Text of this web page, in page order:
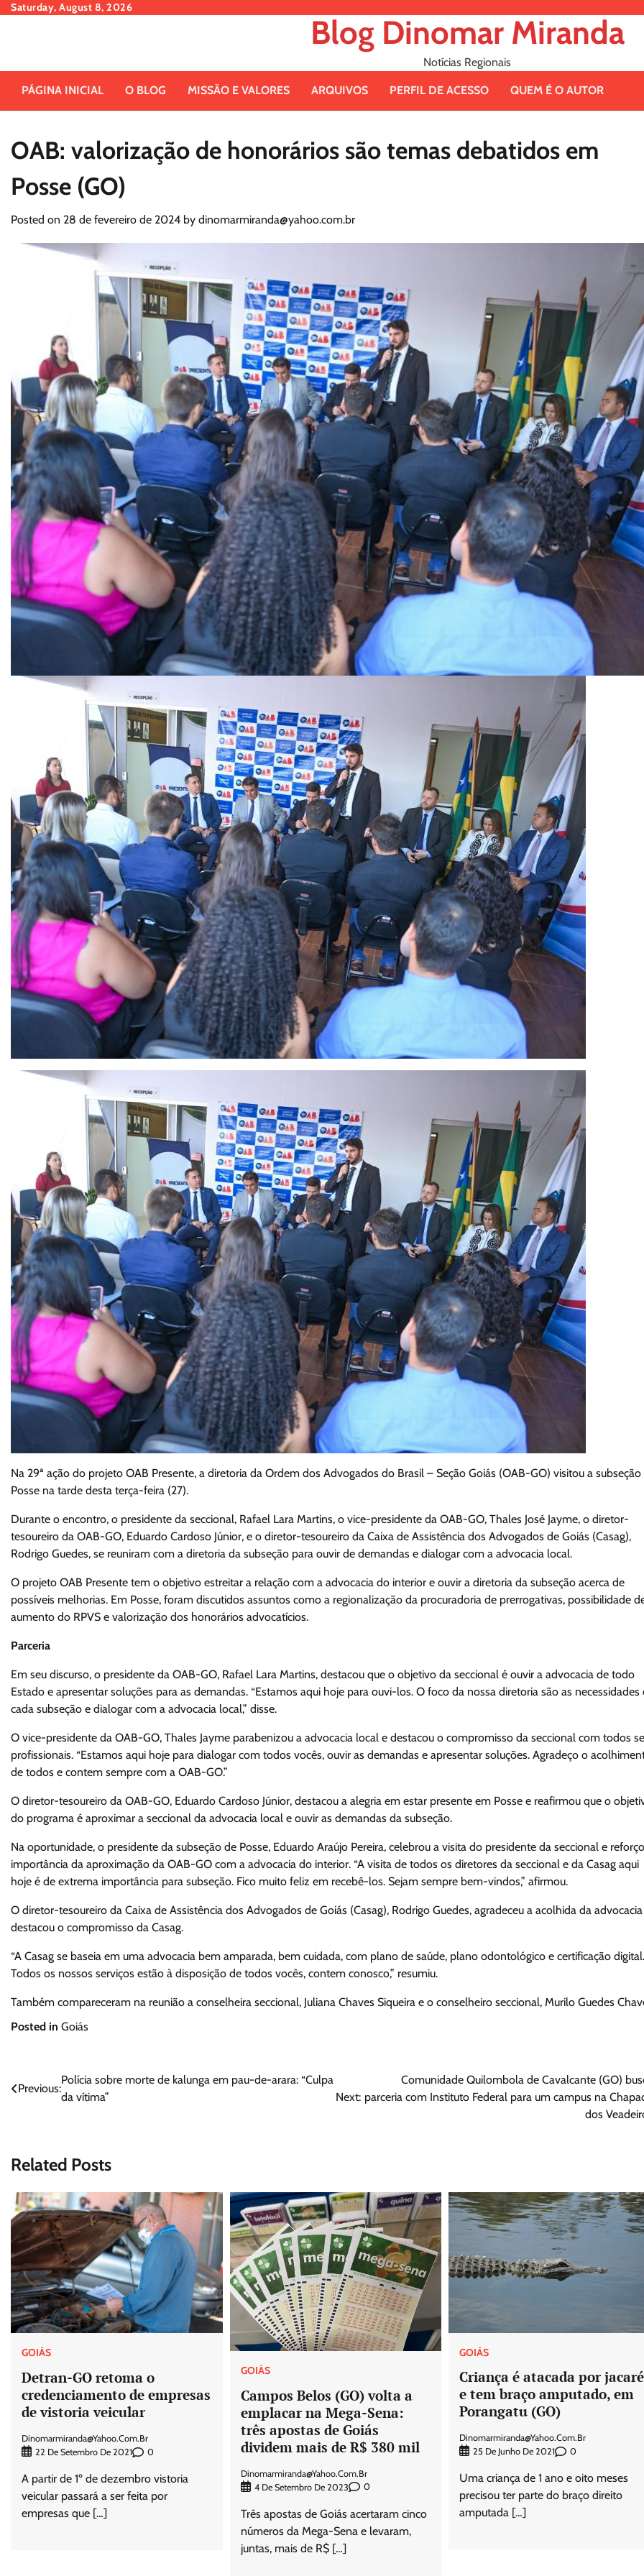
SkipSaturday, August 8, 2026
Blog Dinomar Miranda
Notícias Regionais
PÁGINA INICIAL O BLOG MISSÃO E VALORES ARQUIVOS PERFIL DE ACESSO QUEM É O AUTOR
OAB: valorização de honorários são temas debatidos em
Posse (GO)
Posted on 28 de fevereiro de 2024 by dinomarmiranda@yahoo.com.br
Na 29ª ação do projeto OAB Presente, a diretoria da Ordem dos Advogados do Brasil – Seção Goiás (OAB-GO) visitou a subseção
Posse na tarde desta terça-feira (27).
Durante o encontro, o presidente da seccional, Rafael Lara Martins, o vice-presidente da OAB-GO, Thales José Jayme, o diretor-
tesoureiro da OAB-GO, Eduardo Cardoso Júnior, e o diretor-tesoureiro da Caixa de Assistência dos Advogados de Goiás (Casag),
Rodrigo Guedes, se reuniram com a diretoria da subseção para ouvir de demandas e dialogar com a advocacia local.
O projeto OAB Presente tem o objetivo estreitar a relação com a advocacia do interior e ouvir a diretoria da subseção acerca de
possíveis melhorias. Em Posse, foram discutidos assuntos como a regionalização da procuradoria de prerrogativas, possibilidade
aumento do RPVS e valorização dos honorários advocatícios.
Parceria
Em seu discurso, o presidente da OAB-GO, Rafael Lara Martins, destacou que o objetivo da seccional é ouvir a advocacia de todo
Estado e apresentar soluções para as demandas. “Estamos aqui hoje para ouvi-los. O foco da nossa diretoria são as necessidades
cada subseção e dialogar com a advocacia local,” disse.
O vice-presidente da OAB-GO, Thales Jayme parabenizou a advocacia local e destacou o compromisso da seccional com todos
profissionais. “Estamos aqui hoje para dialogar com todos vocês, ouvir as demandas e apresentar soluções. Agradeço o
de todos e contem sempre com a OAB-GO.”
O diretor-tesoureiro da OAB-GO, Eduardo Cardoso Júnior, destacou a alegria em estar presente em Posse e reafirmou que o
do programa é aproximar a seccional da advocacia local e ouvir as demandas da subseção.
Na oportunidade, o presidente da subseção de Posse, Eduardo Araújo Pereira, celebrou a visita do presidente da seccional e
importância da aproximação da OAB-GO com a advocacia do interior. “A visita de todos os diretores da seccional e da Casag aqui
hoje é de extrema importância para subseção. Fico muito feliz em recebê-los. Sejam sempre bem-vindos,” afirmou.
O diretor-tesoureiro da Caixa de Assistência dos Advogados de Goiás (Casag), Rodrigo Guedes, agradeceu a acolhida da
destacou o compromisso da Casag.
“A Casag se baseia em uma advocacia bem amparada, bem cuidada, com plano de saúde, plano odontológico e certificação digital.
Todos os nossos serviços estão à disposição de todos vocês, contem conosco,” resumiu.
Também compareceram na reunião a conselheira seccional, Juliana Chaves Siqueira e o conselheiro seccional, Murilo Guedes
Posted in Goiás
Navegação
Previous:
Polícia sobre morte de kalunga em pau-de-arara: “Culpa
da vítima”
Next:
Comunidade Quilombola de Cavalcante (GO)
parceria com Instituto Federal para um campus na
dos
Related Posts
GOIÁS
Detran-GO retoma o
credenciamento de empresas
de vistoria veicular
Dinomarmiranda@yahoo.com.br
22 De Setembro De 2021
0
A partir de 1º de dezembro vistoria
veicular passará a ser feita por
empresas que […]
GOIÁS
Campos Belos (GO) volta a
emplacar na Mega-Sena:
três apostas de Goiás
dividem mais de R$ 380 mil
Dinomarmiranda@yahoo.com.br
4 De Setembro De 2023
0
Três apostas de Goiás acertaram cinco
números da Mega-Sena e levaram,
juntas, mais de R$ […]
GOIÁS
Criança é atacada por jacaré
e tem braço amputado, em
Porangatu (GO)
Dinomarmiranda@yahoo.com.br
25 De Junho De 2021
0
Uma criança de 1 ano e oito meses
precisou ter parte do braço direito
amputada […]